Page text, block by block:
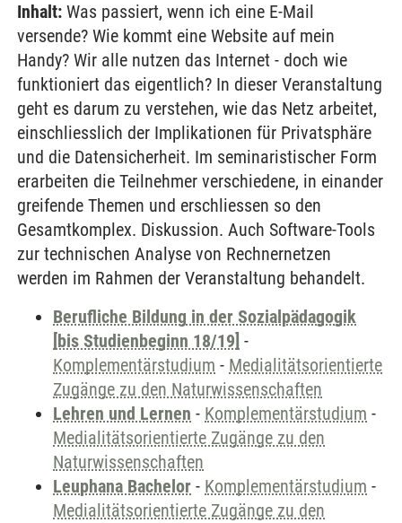
Inhalt: Was passiert, wenn ich eine E-Mail
versende? Wie kommt eine Website auf mein
Handy? Wir alle nutzen das Internet - doch wie
funktioniert das eigentlich? In dieser Veranstaltung
geht es darum zu verstehen, wie das Netz arbeitet,
einschliesslich der Implikationen für Privatsphäre
und die Datensicherheit. Im seminaristischer Form
erarbeiten die Teilnehmer verschiedene, in einander
greifende Themen und erschliessen so den
Gesamtkomplex. Diskussion. Auch Software-Tools
zur technischen Analyse von Rechnernetzen
werden im Rahmen der Veranstaltung behandelt.
Berufliche Bildung in der Sozialpädagogik
[bis Studienbeginn 18/19] -
Komplementärstudium - Medialitätsorientierte
Zugänge zu den Naturwissenschaften
Lehren und Lernen - Komplementärstudium -
Medialitätsorientierte Zugänge zu den
Naturwissenschaften
Leuphana Bachelor - Komplementärstudium -
Medialitätsorientierte Zugänge zu den